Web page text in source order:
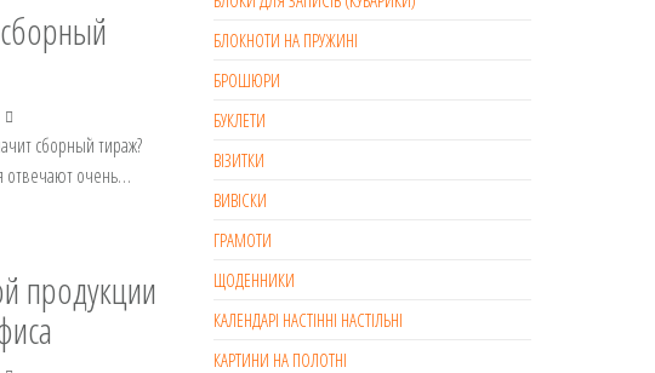
сборный тираж?
отвечают очень…
продукции
БЛОКНОТИ НА ПРУЖИНІ
БРОШЮРИ
БУКЛЕТИ
ВІЗИТКИ
ВИВІСКИ
ГРАМОТИ
ЩОДЕННИКИ
КАЛЕНДАРІ НАСТІННІ НАСТІЛЬНІ
КАРТИНИ НА ПОЛОТНІ